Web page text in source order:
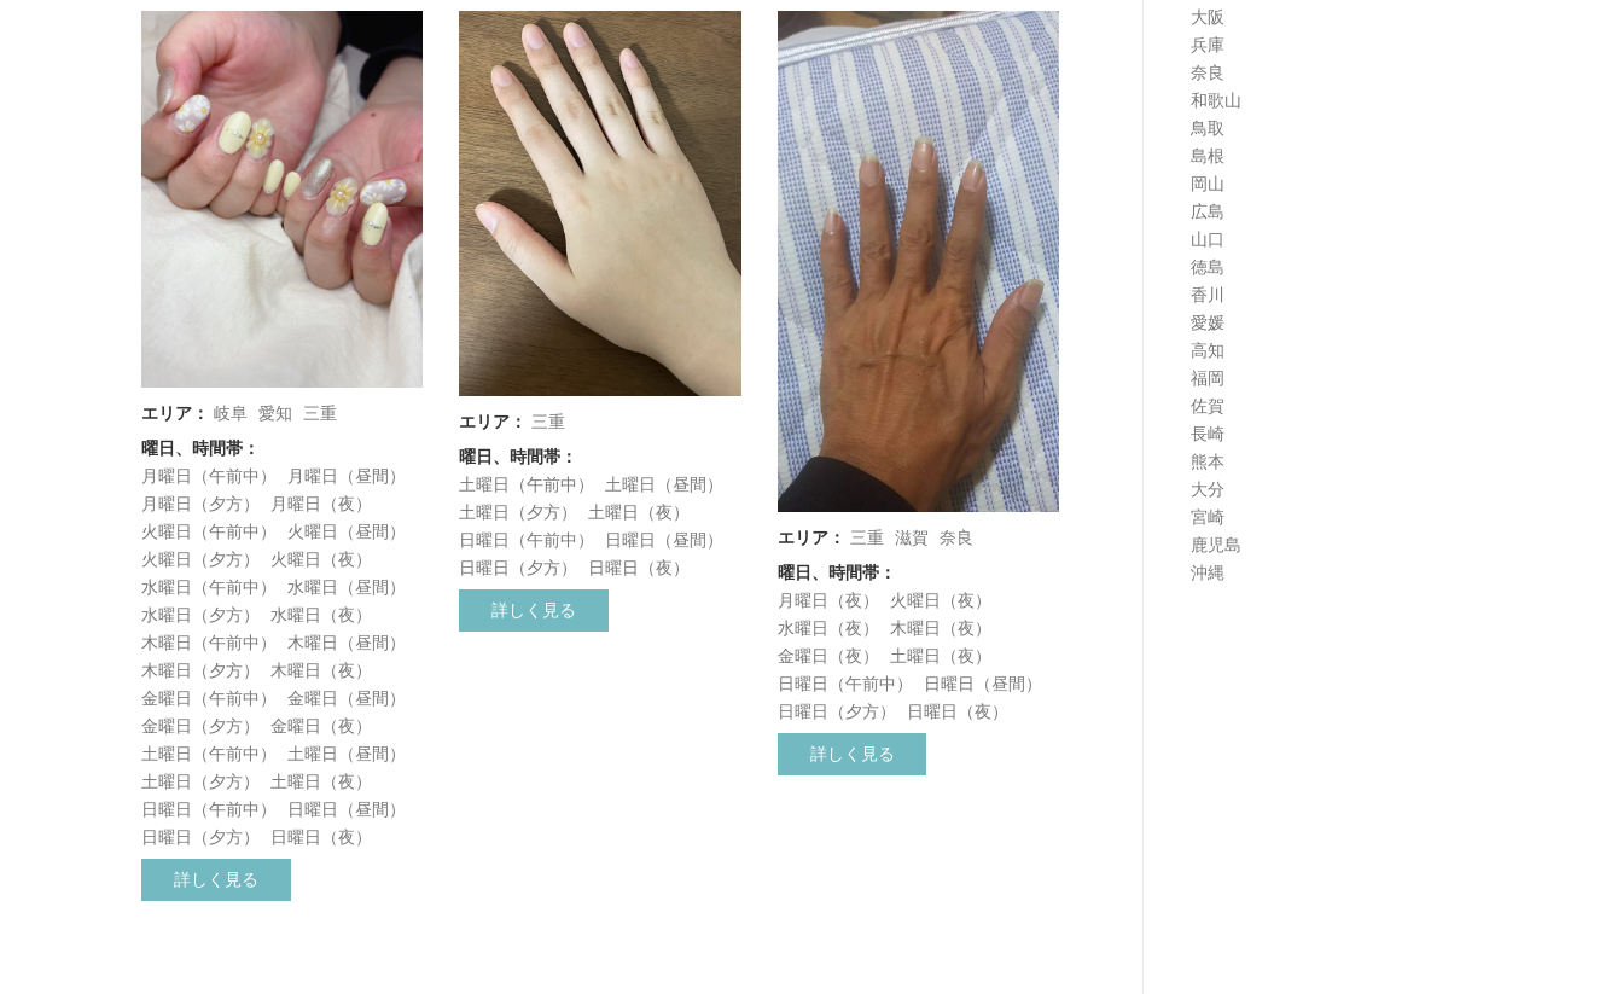
エリア： 岐阜 愛知
三重
曜日、時間帯：
月曜日（午前中）
月曜日（昼間）
月曜日（夕方）
月曜日（夜）
火曜日（午前中）
火曜日（昼間）
火曜日（夕方）
火曜日（夜）
水曜日（午前中）
水曜日（昼間）
水曜日（夕方）
水曜日（夜）
木曜日（午前中）
木曜日（昼間）
木曜日（夕方）
木曜日（夜）
金曜日（午前中）
金曜日（昼間）
金曜日（夕方）
金曜日（夜）
土曜日（午前中）
土曜日（昼間）
土曜日（夕方）
土曜日（夜）
日曜日（午前中）
日曜日（昼間）
日曜日（夕方）
日曜日（夜）
詳しく見る
エリア：
三重
曜日、時間帯：
土曜日（午前中）
土曜日（昼間）
土曜日（夕方）
土曜日（夜）
日曜日（午前中）
日曜日（昼間）
日曜日（夕方）
日曜日（夜）
詳しく見る
エリア： 三重 滋賀
奈良
曜日、時間帯：
月曜日（夜）
火曜日（夜）
水曜日（夜）
木曜日（夜）
金曜日（夜）
土曜日（夜）
日曜日（午前中）
日曜日（昼間）
日曜日（夕方）
日曜日（夜）
詳しく見る
大阪
兵庫
奈良
和歌山
鳥取
島根
岡山
広島
山口
徳島
香川
愛媛
高知
福岡
佐賀
長崎
熊本
大分
宮崎
鹿児島
沖縄